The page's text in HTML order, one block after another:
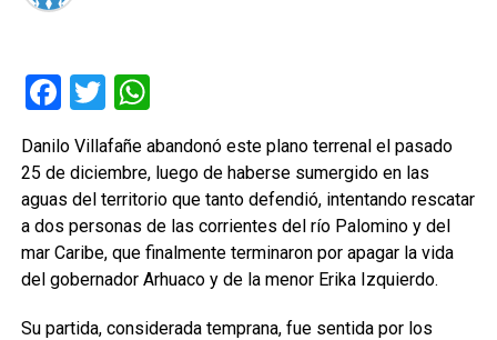
Facebook
TwitterWhatsApp
Danilo Villafañe abandonó este plano terrenal el pasado
25 de diciembre, luego de haberse sumergido en las
aguas del territorio que tanto defendió, intentando rescatar
a dos personas de las corrientes del río Palomino y del
mar Caribe, que finalmente terminaron por apagar la vida
del gobernador Arhuaco y de la menor Erika Izquierdo.
Su partida, considerada temprana, fue sentida por los